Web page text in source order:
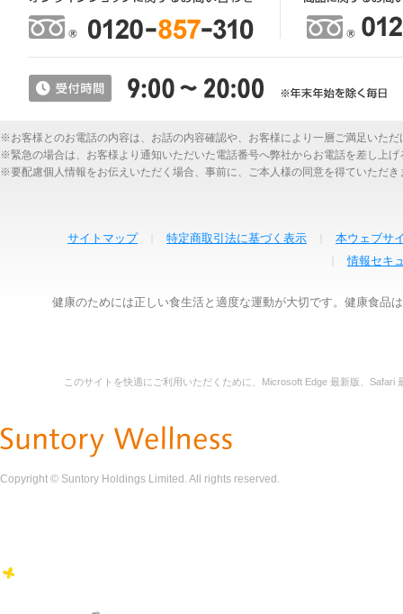
※お客様とのお電話の内容は、お話の内容確認や、お客様により一層ご満足いた
※緊急の場合は、お客様より通知いただいた電話番号へ弊社からお電話を差し上げ
※要配慮個人情報をお伝えいただく場合、事前に、ご本人様の同意を得ていただ
サイトマップ 特定商取引法に基づく表示
本ウェブサ
情報セキ
健康のためには正しい食生活と適度な運動が大切です。健康食品
このサイトを快適にご利用いただくために、Microsoft Edge 最新版、
Copyright © Suntory Holdings Limited. All rights reserved.